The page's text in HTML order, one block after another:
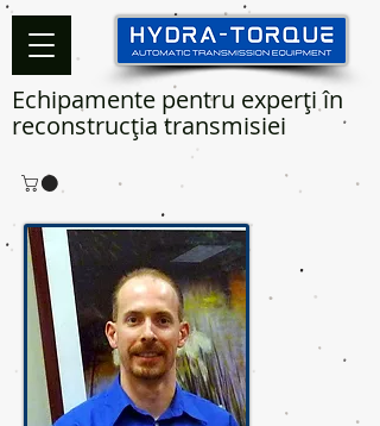
Echipamente pentru experți în
reconstrucția transmisiei